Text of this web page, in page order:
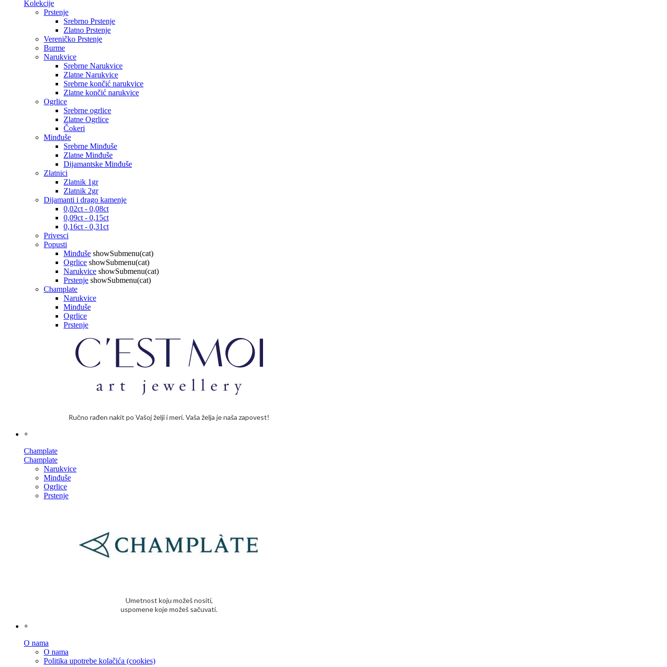
Kolekcije
Prstenje
Srebrno Prstenje
Zlatno Prstenje
Vereničko Prstenje
Burme
Narukvice
Srebrne Narukvice
Zlatne Narukvice
Srebrne končić narukvice
Zlatne končić narukvice
Ogrlice
Srebrne ogrlice
Zlatne Ogrlice
Čokeri
Minđuše
Srebrne Minđuše
Zlatne Minđuše
Dijamantske Minđuše
Zlatnici
Zlatnik 1gr
Zlatnik 2gr
Dijamanti i drago kamenje
0,02ct - 0,08ct
0,09ct - 0,15ct
0,16ct - 0,31ct
Privesci
Popusti
Minđuše showSubmenu(cat)
Ogrlice showSubmenu(cat)
Narukvice showSubmenu(cat)
Prstenje showSubmenu(cat)
Champlate
Narukvice
Minđuše
Ogrlice
Prstenje
Ručno rađen nakit po Vašoj želji i meri. Vaša želja je naša zapovest!
+
Champlate
Champlate
Narukvice
Minđuše
Ogrlice
Prstenje
Umetnost koju možeš nositi,
uspomene koje možeš sačuvati.
+
O nama
O nama
Politika upotrebe kolačića (cookies)